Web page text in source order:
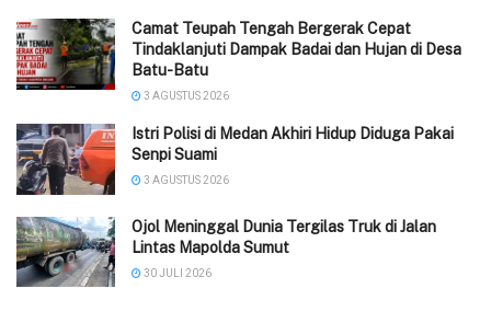
Camat Teupah Tengah Bergerak Cepat
Tindaklanjuti Dampak Badai dan Hujan di Desa
Batu-Batu
3 AGUSTUS 2026
‎Istri Polisi di Medan Akhiri Hidup Diduga Pakai
Senpi Suami
3 AGUSTUS 2026
Ojol Meninggal Dunia Tergilas Truk di Jalan
Lintas Mapolda Sumut
30 JULI 2026